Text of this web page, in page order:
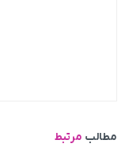
مطالب مرتبط